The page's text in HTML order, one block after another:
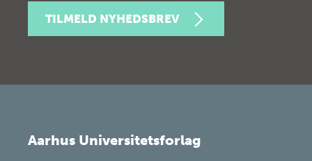
TILMELD NYHEDSBREV
Aarhus Universitetsforlag